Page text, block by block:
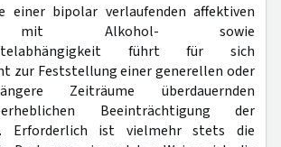
einer bipolar verlaufenden affektiven
mit Alkohol- sowie
führt für sich
zur Feststellung einer generellen oder
Zeiträume überdauernden
Beeinträchtigung der
Erforderlich ist vielmehr stets die